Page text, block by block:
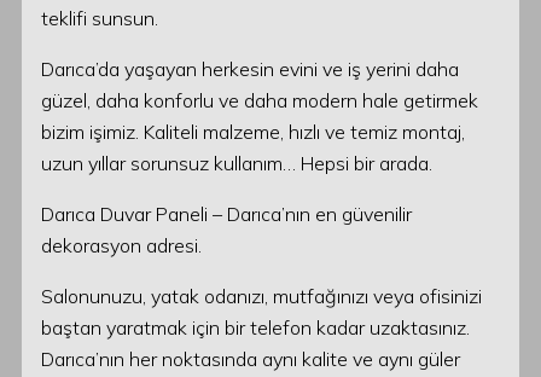
teklifi sunsun.
Darıca’da yaşayan herkesin evini ve iş yerini daha
güzel, daha konforlu ve daha modern hale getirmek
bizim işimiz. Kaliteli malzeme, hızlı ve temiz montaj,
uzun yıllar sorunsuz kullanım… Hepsi bir arada.
Darıca Duvar Paneli – Darıca’nın en güvenilir
dekorasyon adresi.
Salonunuzu, yatak odanızı, mutfağınızı veya ofisinizi
baştan yaratmak için bir telefon kadar uzaktasınız.
Darıca’nın her noktasında aynı kalite ve aynı güler